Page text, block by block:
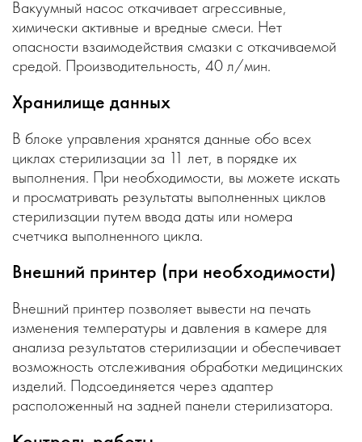
Вакуумный насос откачивает агрессивные,
химически активные и вредные смеси. Нет
опасности взаимодействия смазки с откачиваемой
средой. Производительность, 40 л/мин.
Хранилище данных
В блоке управления хранятся данные обо всех
циклах стерилизации за 11 лет, в порядке их
выполнения. При необходимости, вы можете искать
и просматривать результаты выполненных циклов
стерилизации путем ввода даты или номера
счетчика выполненного цикла.
Внешний принтер (при необходимости)
Внешний принтер позволяет вывести на печать
изменения температуры и давления в камере для
анализа результатов стерилизации и обеспечивает
возможность отслеживания обработки медицинских
изделий. Подсоединяется через адаптер
расположенный на задней панели стерилизатора.